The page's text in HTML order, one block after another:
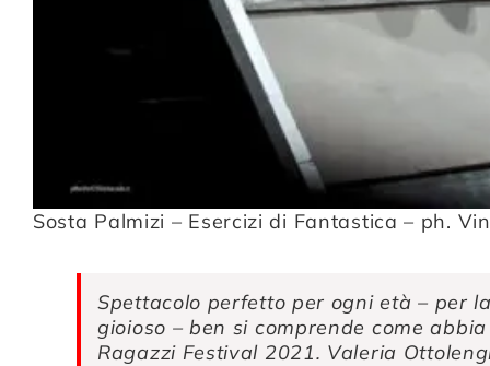
Sosta Palmizi – Esercizi di Fantastica – ph.
Spettacolo perfetto per ogni età – per
gioioso – ben si comprende come
Ragazzi Festival 2021. Valeria